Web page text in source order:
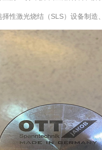
性激光烧结（SLS）设备制造